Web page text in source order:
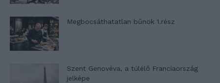
Megbocsáthatatlan bűnök 1.rész
Szent Genovéva, a túlélő Franciaország
jelképe